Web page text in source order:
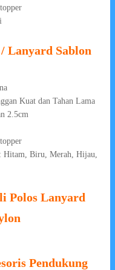
Lanyard Sablon
Kuat dan Tahan Lama
2.5cm
Hitam, Biru, Merah, Hijau,
Polos Lanyard
Pendukung